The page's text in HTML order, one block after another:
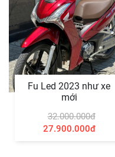
Fu Led 2023 như xe
mới
32.000.000đ
27.900.000đ